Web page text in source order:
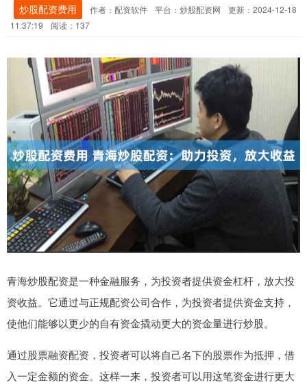
炒股配资费用 作者：配资软件 平台：炒股配资网
更新：2024-12-18
11:37:19
阅读：137
青海炒股配资是一种金融服务，为投资者提供资金杠杆，放大投
资收益。它通过与正规配资公司合作，为投资者提供资金支持，
使他们能够以更少的自有资金撬动更大的资金量进行炒股。
通过股票融资配资，投资者可以将自己名下的股票作为抵押，借
入一定金额的资金。这样一来，投资者可以用这笔资金进行更大